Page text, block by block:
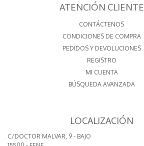
ATENCIÓN CLIENTE
CONTÁCTENOS
CONDICIONES DE COMPRA
PEDIDOS Y DEVOLUCIONES
REGISTRO
MI CUENTA
BÚSQUEDA AVANZADA
LOCALIZACIÓN
C/DOCTOR MALVAR, 9 - BAJO